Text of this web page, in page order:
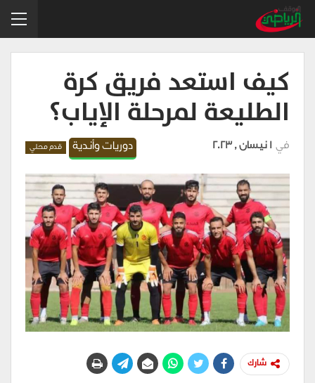
كيف استعد فريق كرة
الطليعة لمرحلة الإياب؟
دوريات وأندية قدم محلي في 1 نيسان , 2023
شارك